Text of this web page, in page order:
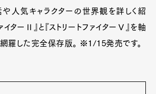
や人気キャラクターの世界観を詳しく紹
イターⅡ』と『ストリートファイターⅤ』を軸
網羅した完全保存版。 ※1/15発売です。